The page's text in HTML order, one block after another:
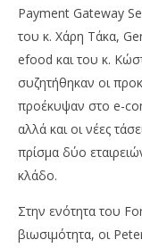
Payment Gateway
του κ. Χάρη Τάκα,
efood και του κ.
συζητήθηκαν οι
προέκυψαν στο e-
αλλά και οι νέες
πρίσμα δύο
κλάδο.
Στην ενότητα του
βιωσιμότητα, οι